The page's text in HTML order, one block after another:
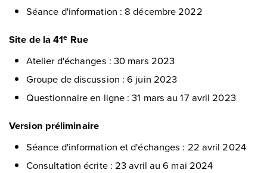
Séance d'information : 8 décembre 2022
Site de la 41e Rue
Atelier d'échanges : 30 mars 2023
Groupe de discussion : 6 juin 2023
Questionnaire en ligne : 31 mars au 17 avril 2023
Version préliminaire
Séance d'information et d'échanges : 22 avril 2024
Consultation écrite : 23 avril au 6 mai 2024